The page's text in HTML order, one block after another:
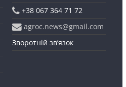
+38 067 364 71 72
agroc.news@gmail.com
Зворотній зв’язок